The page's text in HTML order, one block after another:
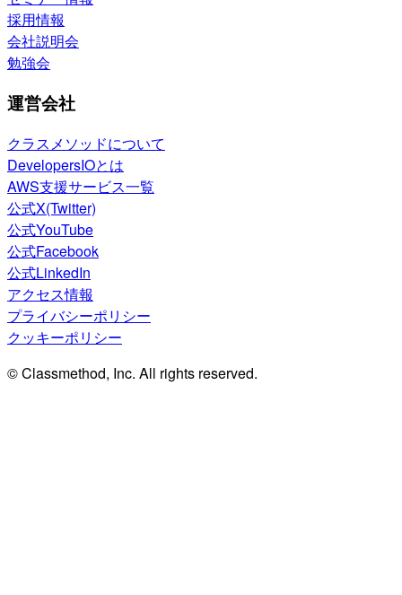
採用情報
会社説明会
勉強会
運営会社
クラスメソッドについて
DevelopersIOとは
AWS支援サービス一覧
公式X(Twitter)
公式YouTube
公式Facebook
公式LinkedIn
アクセス情報
プライバシーポリシー
クッキーポリシー
© Classmethod, Inc. All rights reserved.